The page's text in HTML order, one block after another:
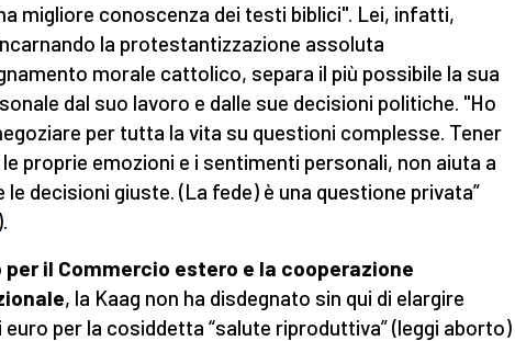
migliore conoscenza dei testi biblici". Lei, infatti,
la protestantizzazione assoluta
morale cattolico, separa il più possibile la sua
dal suo lavoro e dalle sue decisioni politiche. "Ho
per tutta la vita su questioni complesse. Tener
proprie emozioni e i sentimenti personali, non aiuta a
le decisioni giuste. (La fede) è una questione privata”
).
per il Commercio estero e la cooperazione
, la Kaag non ha disdegnato sin qui di elargire
euro per la cosiddetta “salute riproduttiva” (leggi aborto)